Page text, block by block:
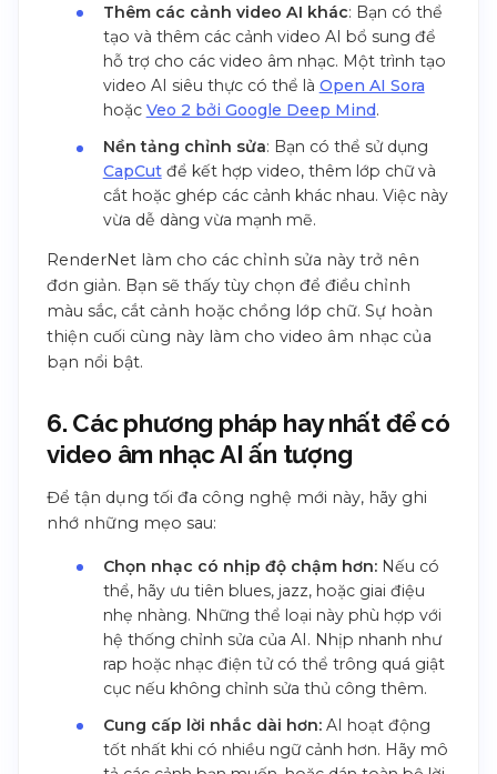
Thêm các cảnh video AI khác: Bạn có thể
tạo và thêm các cảnh video AI bổ sung để
hỗ trợ cho các video âm nhạc. Một trình tạo
video AI siêu thực có thể là Open AI Sora
hoặc Veo 2 bởi Google Deep Mind.
Nền tảng chỉnh sửa: Bạn có thể sử dụng
CapCutđể kết hợp video, thêm lớp chữ và
cắt hoặc ghép các cảnh khác nhau. Việc này
vừa dễ dàng vừa mạnh mẽ.
RenderNet làm cho các chỉnh sửa này trở nên
đơn giản. Bạn sẽ thấy tùy chọn để điều chỉnh
màu sắc, cắt cảnh hoặc chồng lớp chữ. Sự hoàn
thiện cuối cùng này làm cho video âm nhạc của
bạn nổi bật.
6. Các phương pháp hay nhất để có
video âm nhạc AI ấn tượng
Để tận dụng tối đa công nghệ mới này, hãy ghi
nhớ những mẹo sau:
Chọn nhạc có nhịp độ chậm hơn: Nếu có
thể, hãy ưu tiên blues, jazz, hoặc giai điệu
nhẹ nhàng. Những thể loại này phù hợp với
hệ thống chỉnh sửa của AI. Nhịp nhanh như
rap hoặc nhạc điện tử có thể trông quá giật
cục nếu không chỉnh sửa thủ công thêm.
Cung cấp lời nhắc dài hơn: AI hoạt động
tốt nhất khi có nhiều ngữ cảnh hơn. Hãy mô